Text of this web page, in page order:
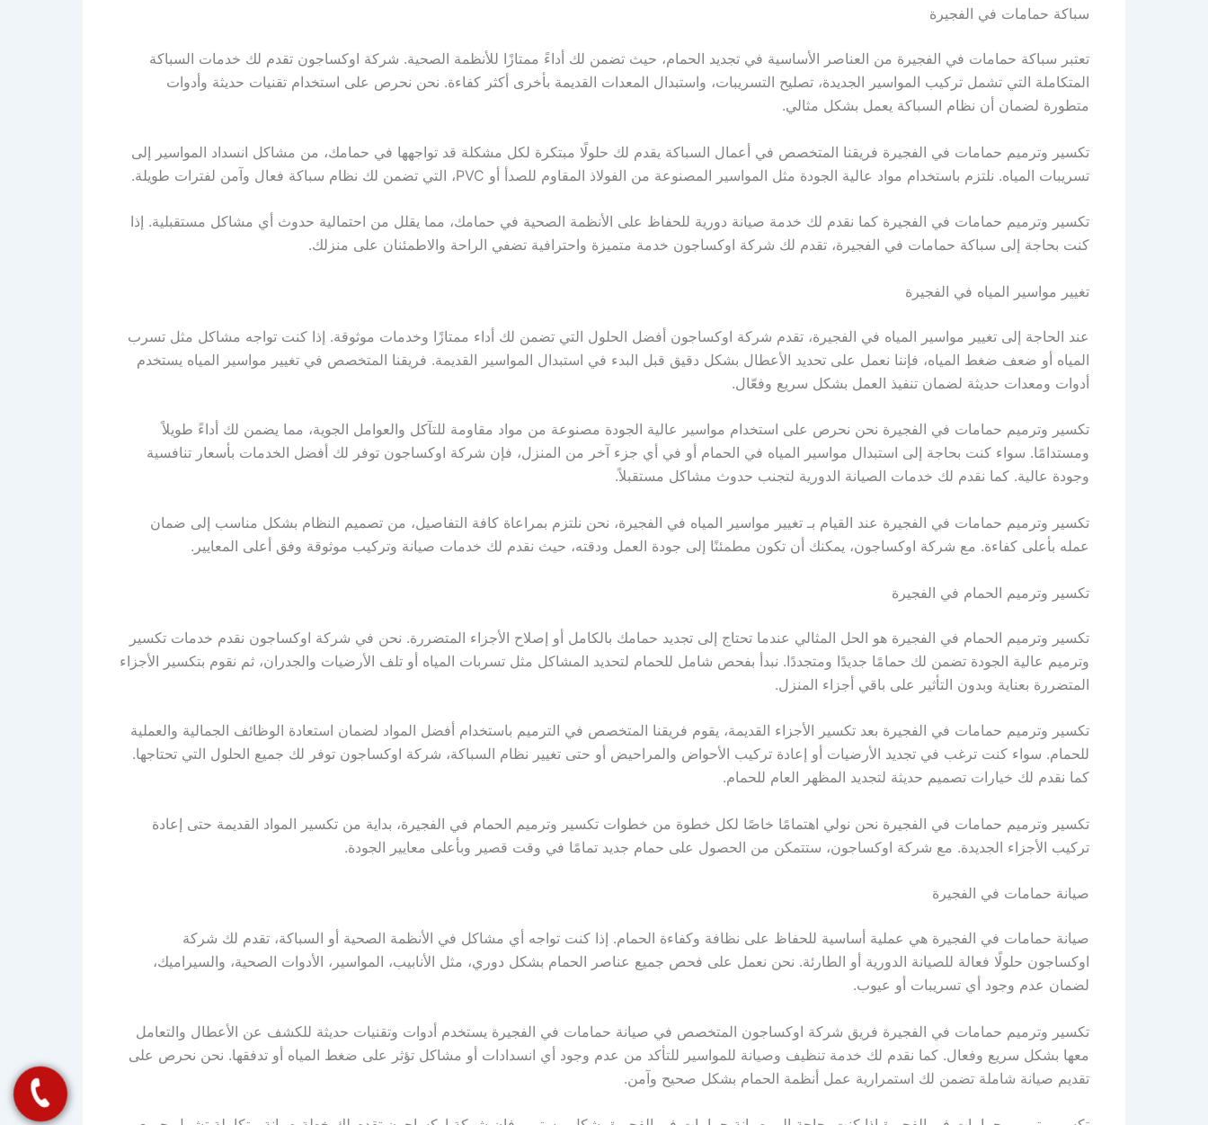
سباكة حمامات في الفجيرة
تعتبر سباكة حمامات في الفجيرة من العناصر الأساسية في تجديد الحمام، حيث تضمن لك أداءً ممتازًا للأنظمة الصحية. شركة اوكساجون تقدم لك خدمات السباكة
المتكاملة التي تشمل تركيب المواسير الجديدة، تصليح التسريبات، واستبدال المعدات القديمة بأخرى أكثر كفاءة. نحن نحرص على استخدام تقنيات حديثة وأدوات
متطورة لضمان أن نظام السباكة يعمل بشكل مثالي.
تكسير وترميم حمامات في الفجيرة فريقنا المتخصص في أعمال السباكة يقدم لك حلولًا مبتكرة لكل مشكلة قد تواجهها في حمامك، من مشاكل انسداد المواسير إلى
تسريبات المياه. نلتزم باستخدام مواد عالية الجودة مثل المواسير المصنوعة من الفولاذ المقاوم للصدأ أو PVC، التي تضمن لك نظام سباكة فعال وآمن لفترات طويلة.
تكسير وترميم حمامات في الفجيرة كما نقدم لك خدمة صيانة دورية للحفاظ على الأنظمة الصحية في حمامك، مما يقلل من احتمالية حدوث أي مشاكل مستقبلية. إذا
كنت بحاجة إلى سباكة حمامات في الفجيرة، تقدم لك شركة اوكساجون خدمة متميزة واحترافية تضفي الراحة والاطمئنان على منزلك.
تغيير مواسير المياه في الفجيرة
عند الحاجة إلى تغيير مواسير المياه في الفجيرة، تقدم شركة اوكساجون أفضل الحلول التي تضمن لك أداء ممتازًا وخدمات موثوقة. إذا كنت تواجه مشاكل مثل تسرب
المياه أو ضعف ضغط المياه، فإننا نعمل على تحديد الأعطال بشكل دقيق قبل البدء في استبدال المواسير القديمة. فريقنا المتخصص في تغيير مواسير المياه يستخدم
أدوات ومعدات حديثة لضمان تنفيذ العمل بشكل سريع وفعّال.
تكسير وترميم حمامات في الفجيرة نحن نحرص على استخدام مواسير عالية الجودة مصنوعة من مواد مقاومة للتآكل والعوامل الجوية، مما يضمن لك أداءً طويلاً
ومستدامًا. سواء كنت بحاجة إلى استبدال مواسير المياه في الحمام أو في أي جزء آخر من المنزل، فإن شركة اوكساجون توفر لك أفضل الخدمات بأسعار تنافسية
وجودة عالية. كما نقدم لك خدمات الصيانة الدورية لتجنب حدوث مشاكل مستقبلاً.
تكسير وترميم حمامات في الفجيرة عند القيام بـ تغيير مواسير المياه في الفجيرة، نحن نلتزم بمراعاة كافة التفاصيل، من تصميم النظام بشكل مناسب إلى ضمان
عمله بأعلى كفاءة. مع شركة اوكساجون، يمكنك أن تكون مطمئنًا إلى جودة العمل ودقته، حيث نقدم لك خدمات صيانة وتركيب موثوقة وفق أعلى المعايير.
تكسير وترميم الحمام في الفجيرة
تكسير وترميم الحمام في الفجيرة هو الحل المثالي عندما تحتاج إلى تجديد حمامك بالكامل أو إصلاح الأجزاء المتضررة. نحن في شركة اوكساجون نقدم خدمات تكسير
وترميم عالية الجودة تضمن لك حمامًا جديدًا ومتجددًا. نبدأ بفحص شامل للحمام لتحديد المشاكل مثل تسربات المياه أو تلف الأرضيات والجدران، ثم نقوم بتكسير الأجزاء
المتضررة بعناية وبدون التأثير على باقي أجزاء المنزل.
تكسير وترميم حمامات في الفجيرة بعد تكسير الأجزاء القديمة، يقوم فريقنا المتخصص في الترميم باستخدام أفضل المواد لضمان استعادة الوظائف الجمالية والعملية
للحمام. سواء كنت ترغب في تجديد الأرضيات أو إعادة تركيب الأحواض والمراحيض أو حتى تغيير نظام السباكة، شركة اوكساجون توفر لك جميع الحلول التي تحتاجها.
كما نقدم لك خيارات تصميم حديثة لتجديد المظهر العام للحمام.
تكسير وترميم حمامات في الفجيرة نحن نولي اهتمامًا خاصًا لكل خطوة من خطوات تكسير وترميم الحمام في الفجيرة، بداية من تكسير المواد القديمة حتى إعادة
تركيب الأجزاء الجديدة. مع شركة اوكساجون، ستتمكن من الحصول على حمام جديد تمامًا في وقت قصير وبأعلى معايير الجودة.
صيانة حمامات في الفجيرة
صيانة حمامات في الفجيرة هي عملية أساسية للحفاظ على نظافة وكفاءة الحمام. إذا كنت تواجه أي مشاكل في الأنظمة الصحية أو السباكة، تقدم لك شركة
اوكساجون حلولًا فعالة للصيانة الدورية أو الطارئة. نحن نعمل على فحص جميع عناصر الحمام بشكل دوري، مثل الأنابيب، المواسير، الأدوات الصحية، والسيراميك،
لضمان عدم وجود أي تسريبات أو عيوب.
تكسير وترميم حمامات في الفجيرة فريق شركة اوكساجون المتخصص في صيانة حمامات في الفجيرة يستخدم أدوات وتقنيات حديثة للكشف عن الأعطال والتعامل
معها بشكل سريع وفعال. كما نقدم لك خدمة تنظيف وصيانة للمواسير للتأكد من عدم وجود أي انسدادات أو مشاكل تؤثر على ضغط المياه أو تدفقها. نحن نحرص على
تقديم صيانة شاملة تضمن لك استمرارية عمل أنظمة الحمام بشكل صحيح وآمن.